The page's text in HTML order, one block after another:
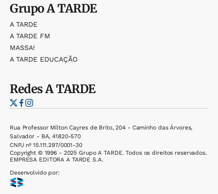
GrupoA TARDE
A TARDE
A TARDE FM
MASSA!
A TARDE EDUCAÇÃO
RedesA TARDE
Rua Professor Milton Cayres de Brito, 204 - Caminho das Árvores,
Salvador - BA, 41820-570
CNPJ nº 15.111.297/0001-30
Copyright © 1996 - 2025 Grupo A TARDE. Todos os direitos reservados.
EMPRESA EDITORA A TARDE S.A.
Desenvolvido por: